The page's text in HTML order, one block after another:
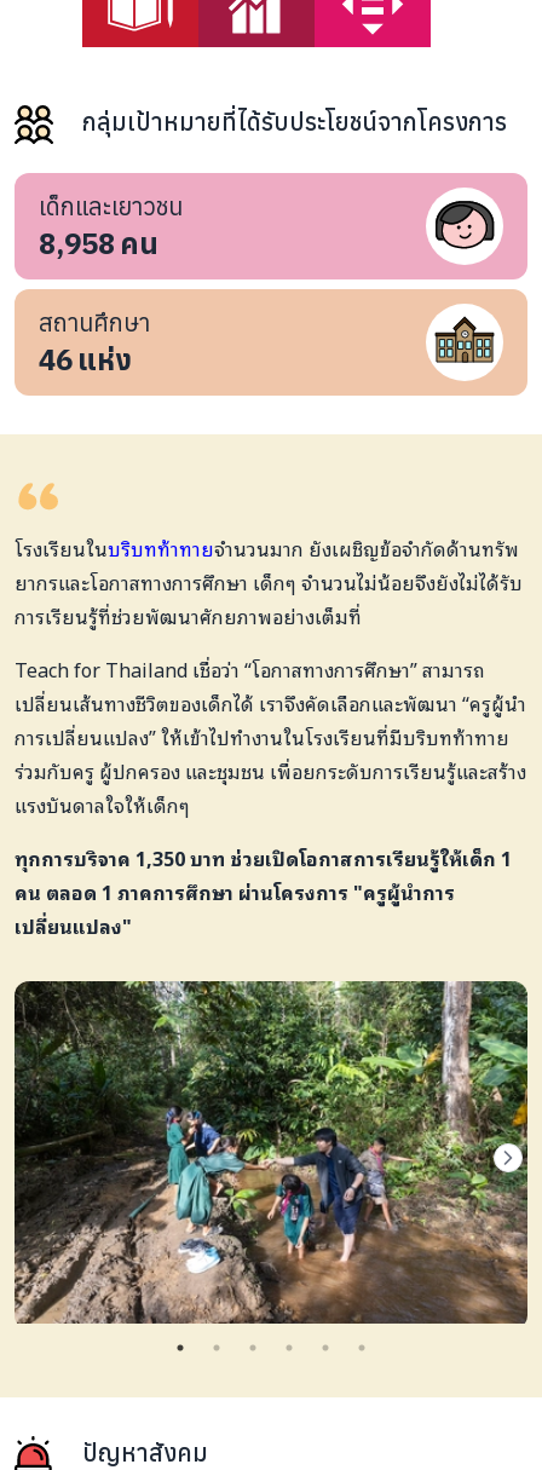
กลุ่มเป้าหมายที่ได้รับประโยชน์จากโครงการ
เด็กและเยาวชน
8,958 คน
สถานศึกษา
46แห่ง
โรงเรียนในบริบทท้าทายจำนวนมาก ยังเผชิญข้อจำกัดด้านทรัพ
ยากรและโอกาสทางการศึกษา เด็กๆ จำนวนไม่น้อยจึงยังไม่ได้รับ
การเรียนรู้ที่ช่วยพัฒนาศักยภาพอย่างเต็มที่
Teach for Thailand เชื่อว่า “โอกาสทางการศึกษา” สามารถ
เปลี่ยนเส้นทางชีวิตของเด็กได้ เราจึงคัดเลือกและพัฒนา “ครูผู้นำ
การเปลี่ยนแปลง” ให้เข้าไปทำงานในโรงเรียนที่มีบริบทท้าทาย
ร่วมกับครู ผู้ปกครอง และชุมชน เพื่อยกระดับการเรียนรู้และสร้าง
แรงบันดาลใจให้เด็กๆ
ทุกการบริจาค 1,350 บาท ช่วยเปิดโอกาสการเรียนรู้ให้เด็ก 1
คน ตลอด 1 ภาคการศึกษา ผ่านโครงการ "ครูผู้นำการ
เปลี่ยนแปลง"
ปัญหาสังคม